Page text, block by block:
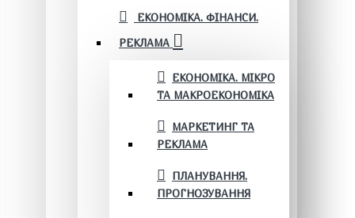
ЕКОНОМІКА. ФІНАНСИ.
РЕКЛАМА
ЕКОНОМІКА. МІКРО
ТА МАКРОЕКОНОМІКА
МАРКЕТИНГ ТА
РЕКЛАМА
ПЛАНУВАННЯ.
ПРОГНОЗУВАННЯ